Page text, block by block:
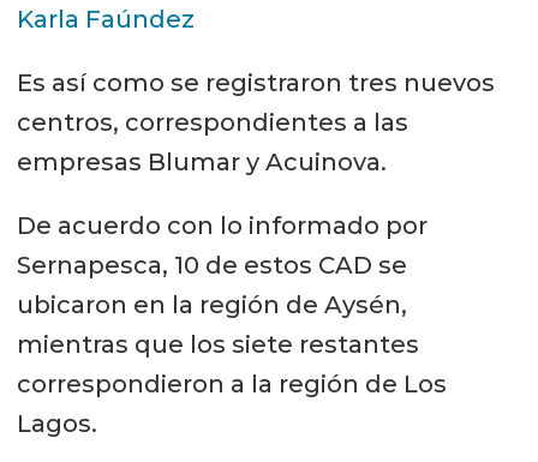
Karla Faúndez
Es así como se registraron tres nuevos
centros, correspondientes a las
empresas Blumar y Acuinova.
De acuerdo con lo informado por
Sernapesca, 10 de estos CAD se
ubicaron en la región de Aysén,
mientras que los siete restantes
correspondieron a la región de Los
Lagos.